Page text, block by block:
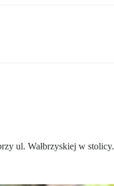
ul. Wałbrzyskiej w stolicy.